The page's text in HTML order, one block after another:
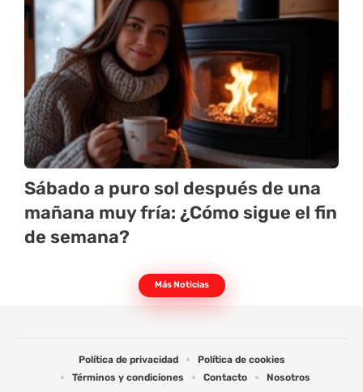
Sábado a puro sol después de una
mañana muy fría: ¿Cómo sigue el fin
de semana?
Más Noticias
Política de privacidad
Política de cookies
Términos y condiciones
Contacto Nosotros